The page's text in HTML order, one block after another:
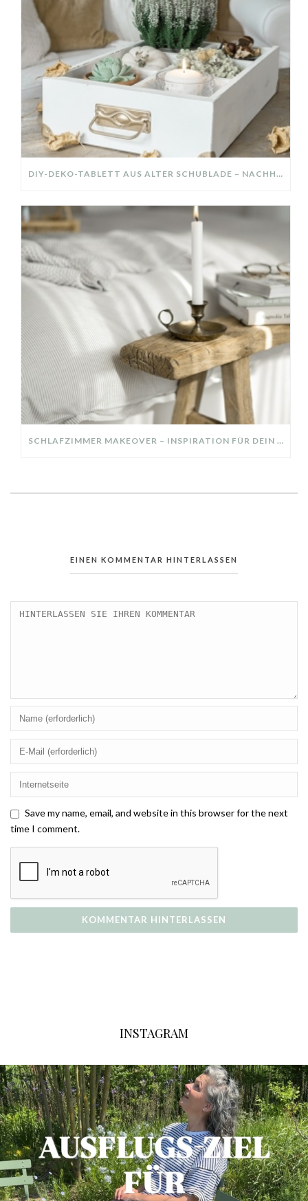
DIY-DEKO-TABLETT AUS ALTER SCHUBLADE – NACHHALTIGE HERBSTDEKO SELBER MACHEN!
SCHLAFZIMMER MAKEOVER – INSPIRATION FÜR DEIN SCHLAFZIMMER: AUS ALT MACH NEU – HELL, GEMÜTLICH UND EINLADEND
EINEN KOMMENTAR HINTERLASSEN
Save my name, email, and website in this browser for the next
time I comment.
INSTAGRAM